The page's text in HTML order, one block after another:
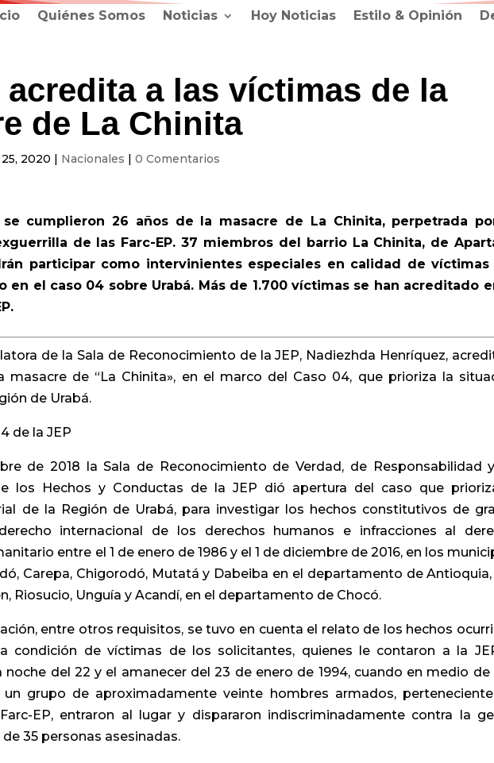
Quiénes Somos Noticias Hoy Noticias Estilo & Opinión
acredita a las víctimas de la
de La Chinita
2020 | Nacionales |0 Comentarios
cumplieron 26 años de la masacre de La Chinita, perpetrada
de las Farc-EP.37 miembros del barrio La Chinita, de
participar como intervinientes especiales en calidad de
en el caso 04 sobre Urabá. Más de 1.700 víctimas se han acreditado
de la Sala de Reconocimiento de la JEP, Nadiezhda Henríquez,
masacre de “La Chinita», en el marco del Caso 04, que prioriza la
de Urabá.
de la JEP
de 2018 la Sala de Reconocimiento de Verdad, de Responsabilidad
los Hechos y Conductas de la JEP dió apertura del caso que
de la Región de Urabá, para investigar los hechos constitutivos de
internacional de los derechos humanos e infracciones al
entre el 1 de enero de 1986 y el 1 de diciembre de 2016, en los
Carepa, Chigorodó, Mutatá y Dabeiba en el departamento de Antioquia,
Riosucio, Unguía y Acandí, en el departamento de Chocó.
entre otros requisitos, se tuvo en cuenta el relato de los hechos
condición de víctimas de los solicitantes, quienes le contaron a la
noche del 22 y el amanecer del 23 de enero de 1994, cuando en medio de
un grupo de aproximadamente veinte hombres armados,
EP, entraron al lugar y dispararon indiscriminadamente contra la
35 personas asesinadas.